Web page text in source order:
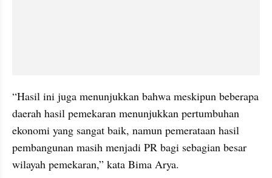
“Hasil ini juga menunjukkan bahwa meskipun beberapa
daerah hasil pemekaran menunjukkan pertumbuhan
ekonomi yang sangat baik, namun pemerataan hasil
pembangunan masih menjadi PR bagi sebagian besar
wilayah pemekaran,” kata Bima Arya.